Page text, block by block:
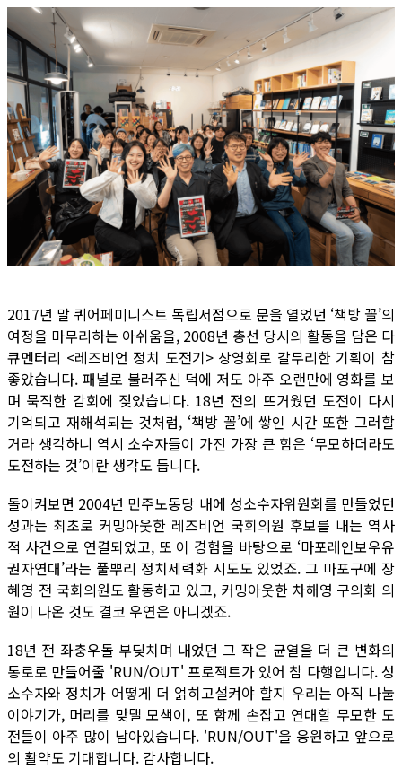
2017년 말 퀴어페미니스트 독립서점으로 문을 열었던 ‘책방 꼴’의
여정을 마무리하는 아쉬움을, 2008년 총선 당시의 활동을 담은 다
큐멘터리 <레즈비언 정치 도전기> 상영회로 갈무리한 기획이 참
좋았습니다. 패널로 불러주신 덕에 저도 아주 오랜만에 영화를 보
며 묵직한 감회에 젖었습니다. 18년 전의 뜨거웠던 도전이 다시
기억되고 재해석되는 것처럼, ‘책방 꼴’에 쌓인 시간 또한 그러할
거라 생각하니 역시 소수자들이 가진 가장 큰 힘은 ‘무모하더라도
도전하는 것’이란 생각도 듭니다.
돌이켜보면 2004년 민주노동당 내에 성소수자위원회를 만들었던
성과는 최초로 커밍아웃한 레즈비언 국회의원 후보를 내는 역사
적 사건으로 연결되었고, 또 이 경험을 바탕으로 ‘마포레인보우유
권자연대’라는 풀뿌리 정치세력화 시도도 있었죠. 그 마포구에 장
혜영 전 국회의원도 활동하고 있고, 커밍아웃한 차해영 구의회 의
원이 나온 것도 결코 우연은 아니겠죠.
18년 전 좌충우돌 부딪치며 내었던 그 작은 균열을 더 큰 변화의
통로로 만들어줄 'RUN/OUT' 프로젝트가 있어 참 다행입니다. 성
소수자와 정치가 어떻게 더 얽히고설켜야 할지 우리는 아직 나눌
이야기가, 머리를 맞댈 모색이, 또 함께 손잡고 연대할 무모한 도
전들이 아주 많이 남아있습니다. 'RUN/OUT'을 응원하고 앞으로
의 활약도 기대합니다. 감사합니다.